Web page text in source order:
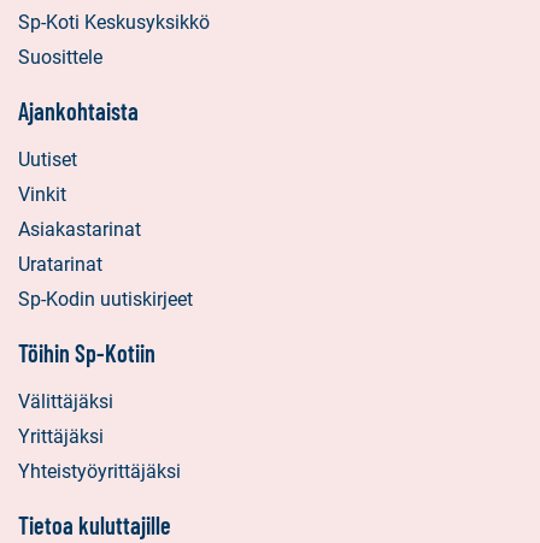
Sp-Koti Keskusyksikkö
Suosittele
Ajankohtaista
Uutiset
Vinkit
Asiakastarinat
Uratarinat
Sp-Kodin uutiskirjeet
Töihin Sp-Kotiin
Välittäjäksi
Yrittäjäksi
Yhteistyöyrittäjäksi
Tietoa kuluttajille